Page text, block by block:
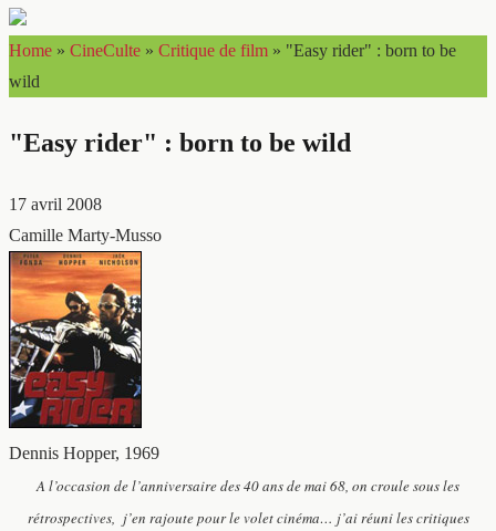
Home » CineCulte » Critique de film » "Easy rider" : born to be
wild
"Easy rider" : born to be wild
17 avril 2008
Camille Marty-Musso
Dennis Hopper, 1969
A l’occasion de l’anniversaire des 40 ans de mai 68, on croule sous les
rétrospectives, j’en rajoute pour le volet cinéma… j’ai réuni les critiques